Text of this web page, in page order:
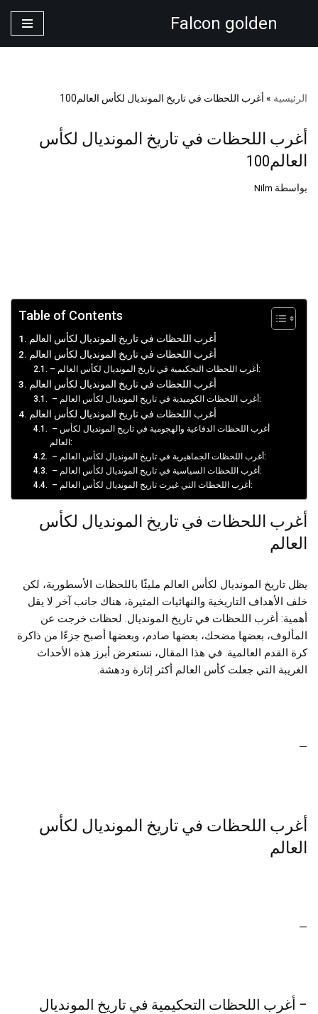
Falcon golden
الرئيسية » أغرب اللحظات في تاريخ المونديال لكأس العالم100
أغرب اللحظات في تاريخ المونديال لكأس
العالم100
بواسطة Nilm
Table of Contents
أغرب اللحظات في تاريخ المونديال لكأس العالم
أغرب اللحظات في تاريخ المونديال لكأس العالم
– أغرب اللحظات التحكيمية في تاريخ المونديال لكأس العالم:
أغرب اللحظات في تاريخ المونديال لكأس العالم
– أغرب اللحظات الكوميدية في تاريخ المونديال لكأس العالم:
أغرب اللحظات في تاريخ المونديال لكأس العالم
– أغرب اللحظات الدفاعية والهجومية في تاريخ المونديال لكأس
العالم:
– أغرب اللحظات الجماهيرية في تاريخ المونديال لكأس العالم:
– أغرب اللحظات السياسية في تاريخ المونديال لكأس العالم:
– أغرب اللحظات التي غيرت تاريخ المونديال لكأس العالم:
أغرب اللحظات في تاريخ المونديال لكأس
العالم
يظل تاريخ المونديال لكأس العالم مليئًا باللحظات الأسطورية، لكن
خلف الأهداف التاريخية والنهائيات المثيرة، هناك جانب آخر لا يقل
أهمية: أغرب اللحظات في تاريخ المونديال. لحظات خرجت عن
المألوف، بعضها مضحك، بعضها صادم، وبعضها أصبح جزءًا من ذاكرة
كرة القدم العالمية. في هذا المقال، نستعرض أبرز هذه الأحداث
الغريبة التي جعلت كأس العالم أكثر إثارة ودهشة.
—
أغرب اللحظات في تاريخ المونديال لكأس
العالم
—
– أغرب اللحظات التحكيمية في تاريخ المونديال